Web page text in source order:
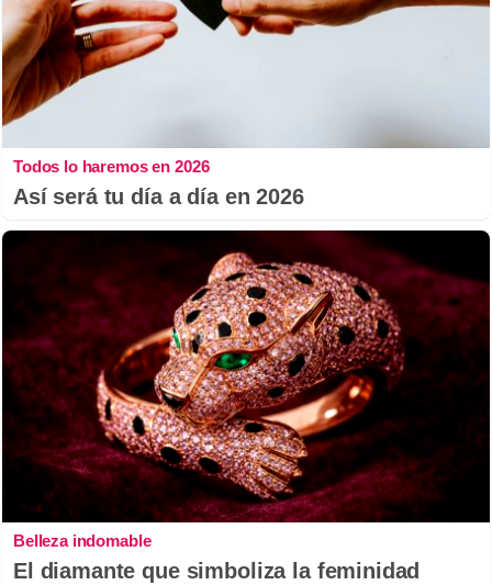
Todos lo haremos en 2026
Así será tu día a día en 2026
Belleza indomable
El diamante que simboliza la feminidad